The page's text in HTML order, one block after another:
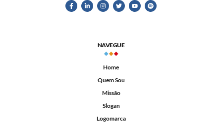
NAVEGUE
Home
Quem Sou
Missão
Slogan
Logomarca